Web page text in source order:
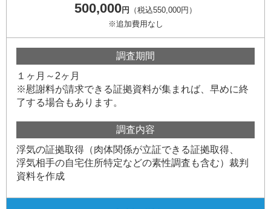
500,000円
（税込550,000円）
※追加費用なし
調査期間
１ヶ月～2ヶ月
※慰謝料が請求できる証拠資料が集まれば、早めに終
了する場合もあります。
調査内容
浮気の証拠取得（肉体関係が立証できる証拠取得、
浮気相手の自宅住所特定などの素性調査も含む）裁判
資料を作成